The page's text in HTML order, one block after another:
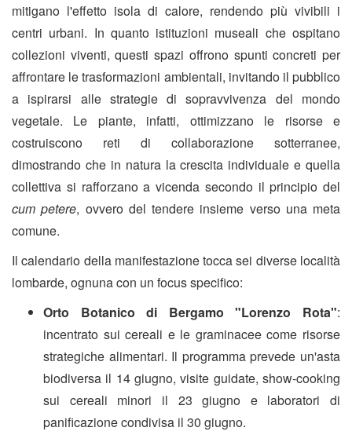
mitigano l'effetto isola di calore, rendendo più vivibili i
centri urbani. In quanto istituzioni museali che ospitano
collezioni viventi, questi spazi offrono spunti concreti per
affrontare le trasformazioni ambientali, invitando il pubblico
a ispirarsi alle strategie di sopravvivenza del mondo
vegetale. Le piante, infatti, ottimizzano le risorse e
costruiscono reti di collaborazione sotterranee,
dimostrando che in natura la crescita individuale e quella
collettiva si rafforzano a vicenda secondo il principio del
cum petere, ovvero del tendere insieme verso una meta
comune.
Il calendario della manifestazione tocca sei diverse località
lombarde, ognuna con un focus specifico:
Orto Botanico di Bergamo "Lorenzo Rota":
incentrato sui cereali e le graminacee come risorse
strategiche alimentari. Il programma prevede un'asta
biodiversa il 14 giugno, visite guidate, show-cooking
sui cereali minori il 23 giugno e laboratori di
panificazione condivisa il 30 giugno.